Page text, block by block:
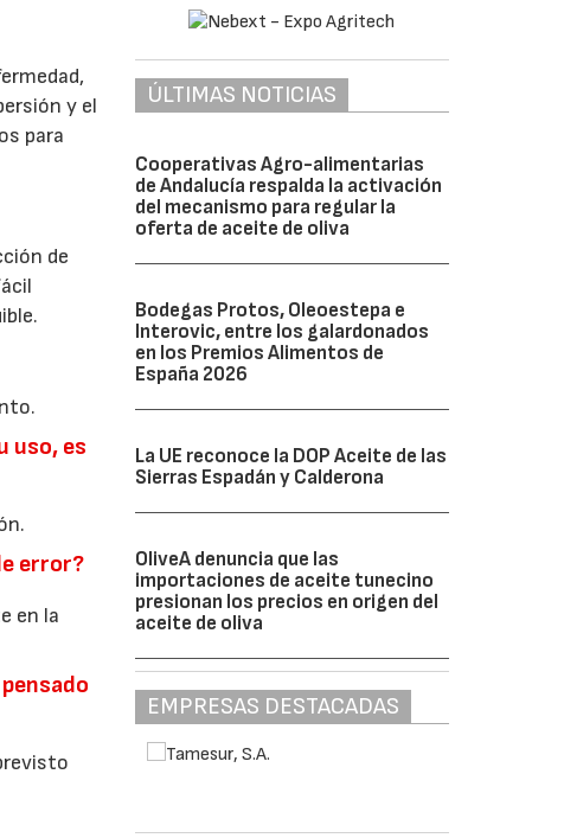
y el
para
de
uso, es
error?
en la
ÚLTIMAS NOTICIAS
Cooperativas Agro-alimentarias
de Andalucía respalda la activación
del mecanismo para regular la
oferta de aceite de oliva
Bodegas Protos, Oleoestepa e
Interovic, entre los galardonados
en los Premios Alimentos de
España 2026
La UE reconoce la DOP Aceite de las
Sierras Espadán y Calderona
OliveA denuncia que las
importaciones de aceite tunecino
presionan los precios en origen del
aceite de oliva
EMPRESAS DESTACADAS